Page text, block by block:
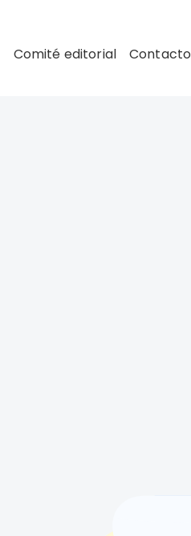
Comité editorial Contacto